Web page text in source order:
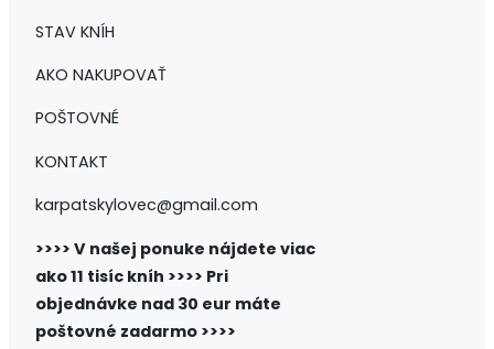
STAV KNÍH
AKO NAKUPOVAŤ
POŠTOVNÉ
KONTAKT
karpatskylovec@gmail.com
>>>> V našej ponuke nájdete viac
ako 11 tisíc kníh >>>> Pri
objednávke nad 30 eur máte
poštovné zadarmo >>>>